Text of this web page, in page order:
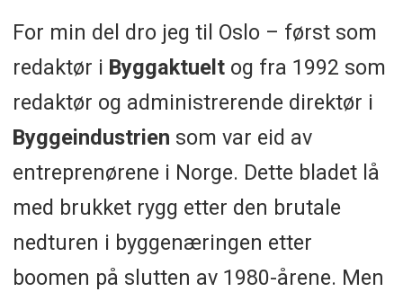
For min del dro jeg til Oslo – først som
redaktør i Byggaktueltog fra 1992 som
redaktør og administrerende direktør i
Byggeindustrien som var eid av
entreprenørene i Norge. Dette bladet lå
med brukket rygg etter den brutale
nedturen i byggenæringen etter
boomen på slutten av 1980-årene. Men